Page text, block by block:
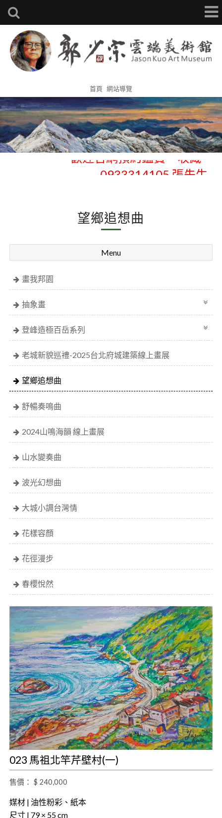
首頁 網站導覽
歡迎官網預約鑑賞、收藏 -
0933314105 張先生
望鄉追想曲
Menu
畫我邦園
抽象畫
登峰造極百岳系列
老城新貌巡禮-2025台北府城建築線上畫展
望鄉追想曲
舒暢奏鳴曲
2024山鳴海韻 線上畫展
山水變奏曲
波光幻想曲
大城小調台灣情
花樣容顏
花徑漫步
春櫻悅然
023 馬祖北竿芹壁村(一)
售價： $ 240,000
媒材 | 油性粉彩、紙本
尺寸 | 79 × 55 cm